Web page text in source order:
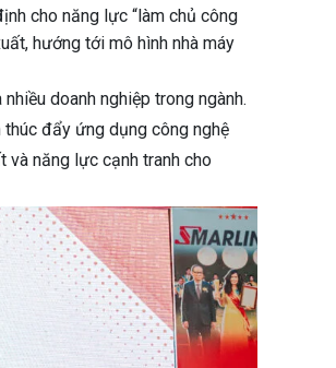
cho năng lực “làm chủ công
hướng tới mô hình nhà máy
doanh nghiệp trong ngành.
đẩy ứng dụng công nghệ
và năng lực cạnh tranh cho